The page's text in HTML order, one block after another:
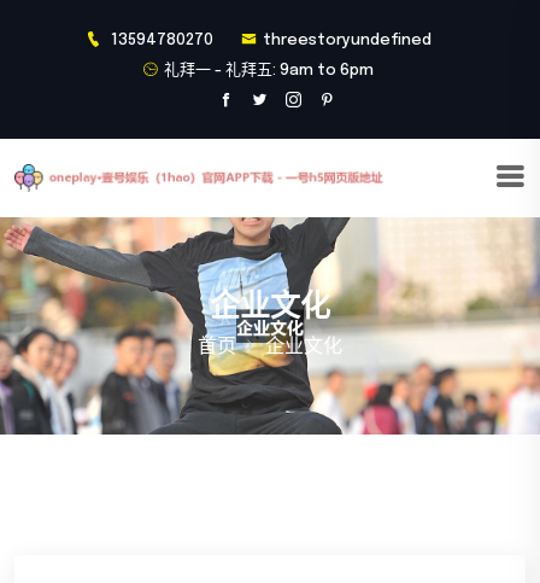
13594780270
threestoryundefined
礼拜一 - 礼拜五: 9am to 6pm
企业文化
首页 企业文化